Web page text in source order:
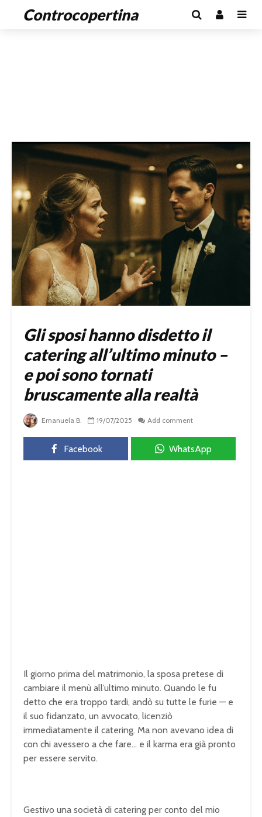
Controcopertina
Gli sposi hanno disdetto il
catering all’ultimo minuto –
e poi sono tornati
bruscamente alla realtà
Emanuela B. 19/07/2025 Add comment
Facebook WhatsApp
Il giorno prima del matrimonio, la sposa pretese di
cambiare il menù all’ultimo minuto. Quando le fu
detto che era troppo tardi, andò su tutte le furie — e
il suo fidanzato, un avvocato, licenziò
immediatamente il catering. Ma non avevano idea di
con chi avessero a che fare… e il karma era già pronto
per essere servito.
Gestivo una società di catering per conto del mio